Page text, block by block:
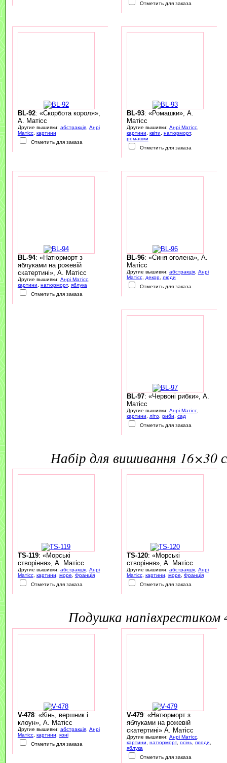
Отметить для заказа
BL-92: «Скорбота короля»,
А. Матісс
Другие вышивки: абстракція, Анрі
Матісс, картини
Отметить для заказа
BL-93: «Ромашки», А.
Матісс
Другие вышивки: Анрі Матісс,
картини
квіти натюрморт,
ромашки
Отметить для заказа
BL-94: «Натюрморт з
яблуками на рожевій
скатертині», А. Матісс
Другие вышивки: Анрі Матісс,
картини
натюрморт, яблука
Отметить для заказа
BL-96: «Синя оголена», А.
Матісс
Другие вышивки: абстракція, Анрі
Матісс, декор,
люди
Отметить для заказа
BL-97: «Червоні рибки», А.
Матісс
Другие вышивки: Анрі Матісс,
картини
літо, риби
сад
Отметить для заказа
набір для вишивання
TS-119: «Морські
створіння», А. Матісс
Другие вышивки: абстракція, Анрі
Матісс, картини, море, Франція
Отметить для заказа
TS-120: «Морські
створіння», А. Матісс
Другие вышивки: абстракція, Анрі
Матісс, картини, море, Франція
Отметить для заказа
подушка
V-478: «Кінь, вершник і
клоун», А. Матісс
Другие вышивки: абстракція, Анрі
Матісс, картини
коні
Отметить для заказа
V-479: «Натюрморт з
яблуками на рожевій
скатертині» А. Матісс
Другие вышивки: Анрі Матісс,
картини
натюрморт, осінь, плоди
яблука
Отметить для заказа